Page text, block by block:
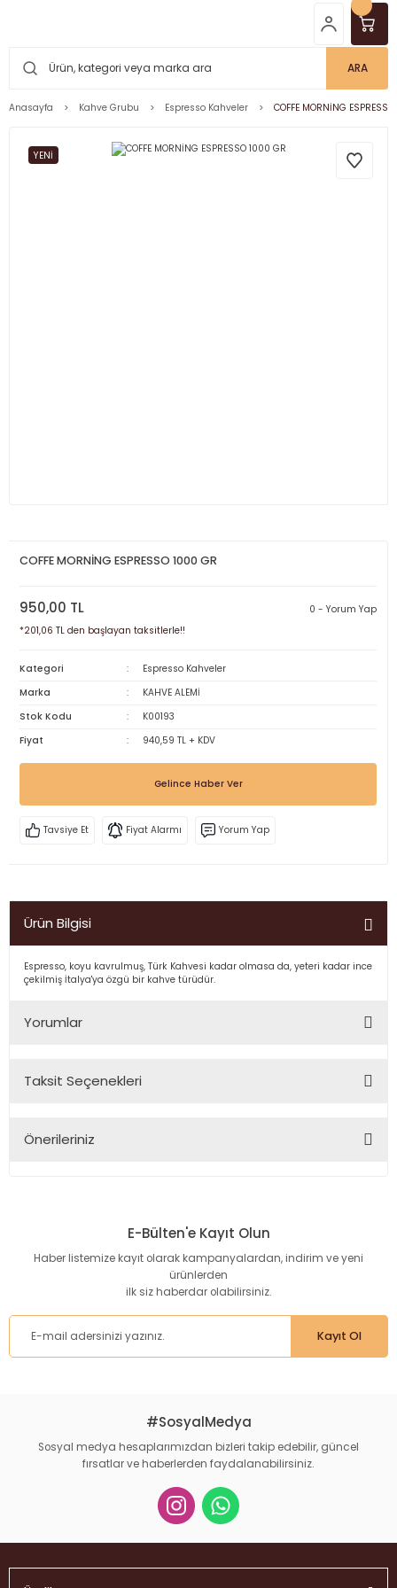
ARA
Anasayfa Kahve Grubu Espresso Kahveler COFFE MORNİNG
YENİ
COFFE MORNİNG ESPRESSO 1000 GR
950,00 TL
0 - Yorum Yap
*201,06 TL den başlayan taksitlerle!!
Kategori
Espresso Kahveler
Marka
KAHVE ALEMİ
Stok Kodu
K00193
Fiyat
940,59 TL + KDV
Gelince Haber Ver
Tavsiye Et Fiyat Alarmı Yorum Yap
Ürün Bilgisi
Espresso, koyu kavrulmuş, Türk Kahvesi kadar olmasa da, yeteri kadar ince
çekilmiş İtalya'ya özgü bir kahve türüdür.
Yorumlar
Taksit Seçenekleri
Önerileriniz
Görüş ve önerileriniz için teşekkür ederiz.
Ürün resmi kalitesiz, bozuk veya görüntülenemiyor.
Ürün bilgilerinde hatalar bulunuyor.
Ürün fiyatı diğer sitelerden daha pahalı.
Gönder
E-Bülten'e Kayıt Olun
Haber listemize kayıt olarak kampanyalardan, indirim ve yeni
ürünlerden
ilk siz haberdar olabilirsiniz.
Kayıt Ol
#SosyalMedya
Sosyal medya hesaplarımızdan bizleri takip edebilir, güncel
fırsatlar ve haberlerden faydalanabilirsiniz.